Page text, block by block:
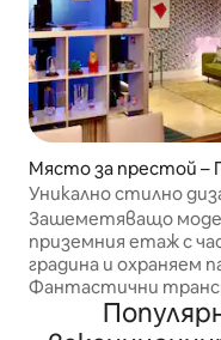
Място за престой –
м Лондон
Уникално стилно
студио със
Зашеметяващо
приземния етаж с
градина и охраняем
Фантастични
до всички части на
Лондон. На 5 минути